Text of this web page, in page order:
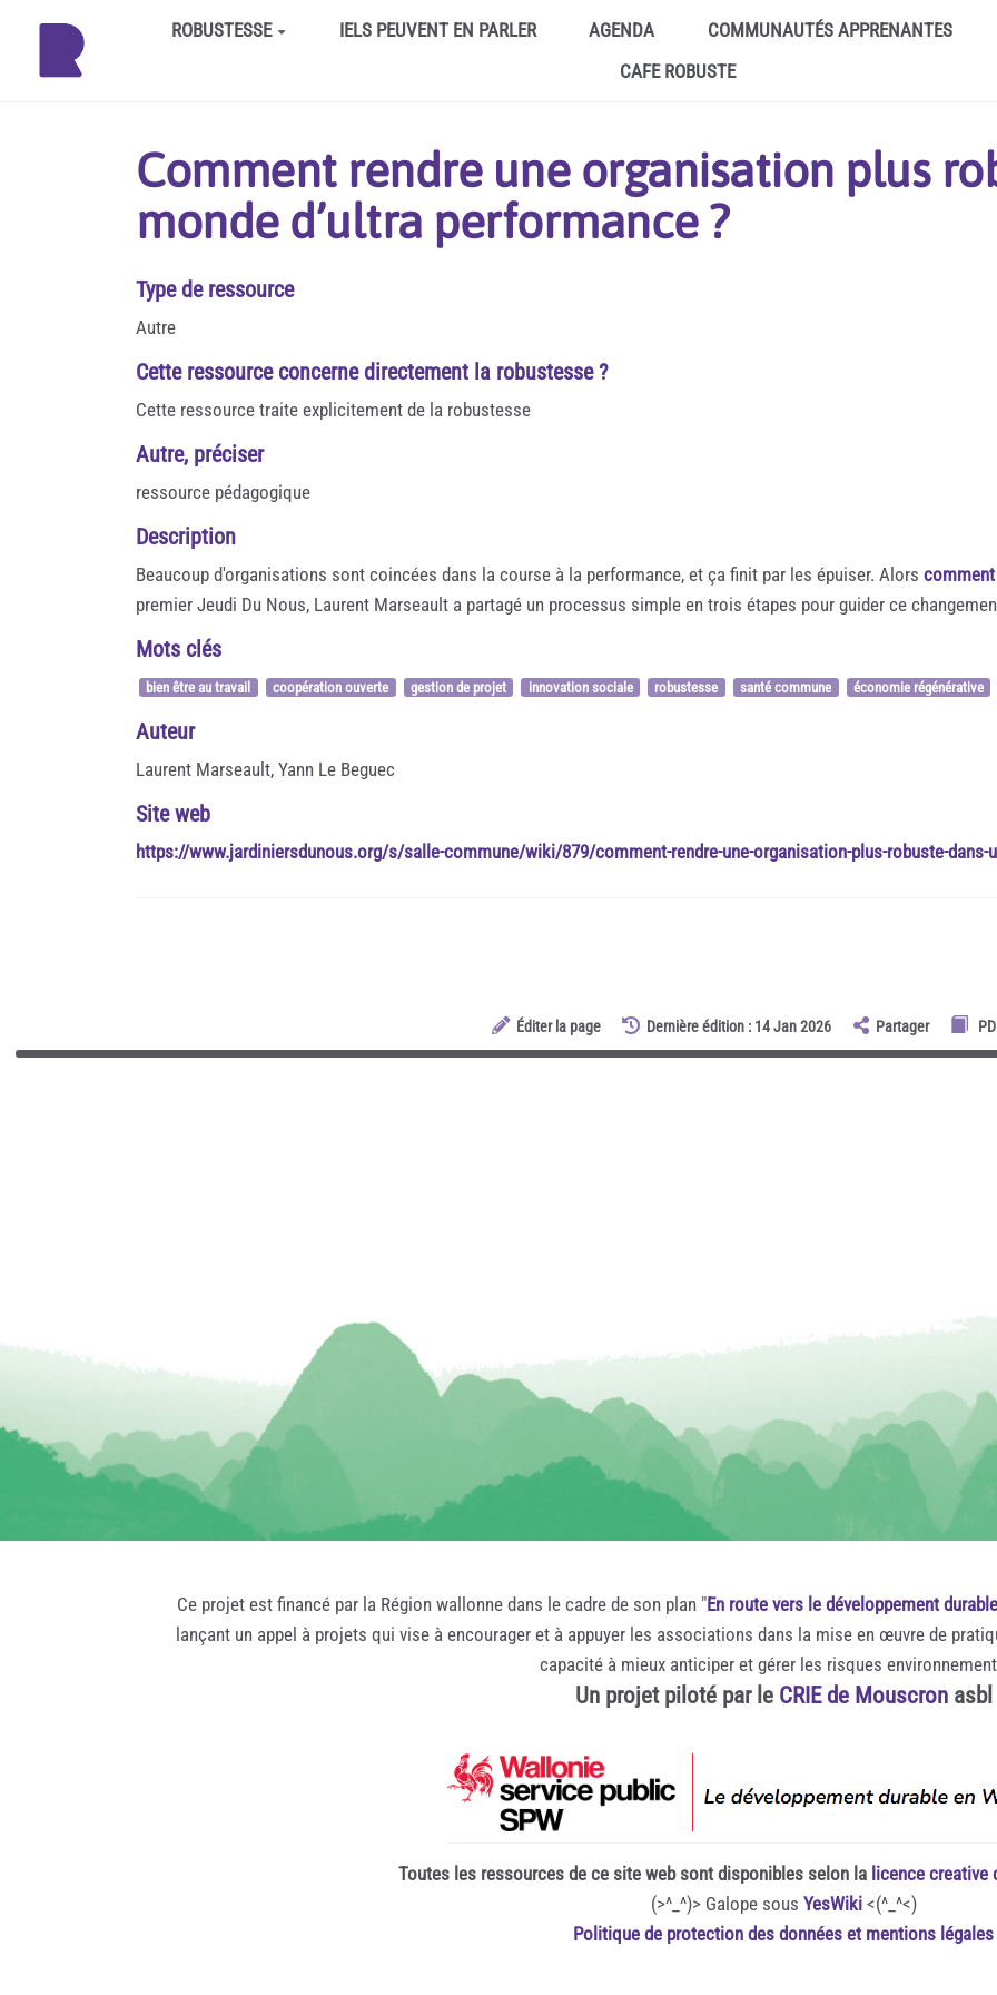
Aller au contenu principalROBUSTESSE IELS PEUVENT EN PARLER AGENDA
COMMUNAUTÉS APPRENANTES
CAFE ROBUSTE
Comment rendre une organisation plus
monde d’ultra performance ?
Type de ressource
Autre
Cette ressource concerne directement la robustesse ?
Cette ressource traite explicitement de la robustesse
Autre, préciser
ressource pédagogique
Description
Beaucoup d'organisations sont coincées dans la course à la performance, et ça finit par les épuiser. Alors
premier Jeudi Du Nous, Laurent Marseault a partagé un processus simple en trois étapes pour guider ce
Mots clés
bien être au travail coopération ouverte gestion de projet innovation sociale robustesse santé commune économie régénérative
Auteur
Laurent Marseault, Yann Le Beguec
Site web
https://www.jardiniersdunous.org/s/salle-commune/wiki/879/comment-rendre-une-organisation-plus-robuste-dans-
Éditer la page Dernière édition : 14 Jan 2026 Partager
Ce projet est financé par la Région wallonne dans le cadre de son plan "En route vers le développement durable
lançant un appel à projets qui vise à encourager et à appuyer les associations dans la mise en œuvre de
capacité à mieux anticiper et gérer les risques
Un projet piloté par le CRIE de Mouscronasbl
Toutes les ressources de ce site web sont disponibles selon la licence creative
(>^_^)> Galope sous YesWiki<(^_^<)
Politique de protection des données et mentions légales